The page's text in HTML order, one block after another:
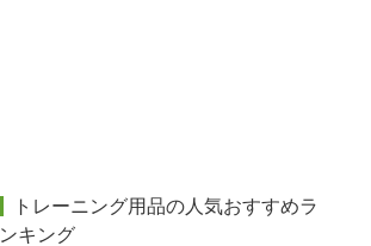
トレーニング用品の人気おすすめラ
ンキング